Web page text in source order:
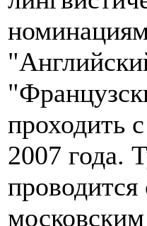
проходить
2007 года.
проводится